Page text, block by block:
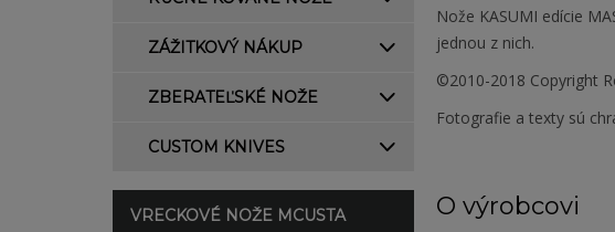
ZÁŽITKOVÝ NÁKUP
ZBERATEĽSKÉ NOŽE
CUSTOM KNIVES
VRECKOVÉ NOŽE MCUSTA
Nože KASUMI edície
jednou z nich.
©2010-2018 Copyright
Fotografie a texty sú
O výrobcovi